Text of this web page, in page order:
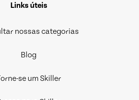
Links úteis
nossas categorias
Blog
se um Skiller